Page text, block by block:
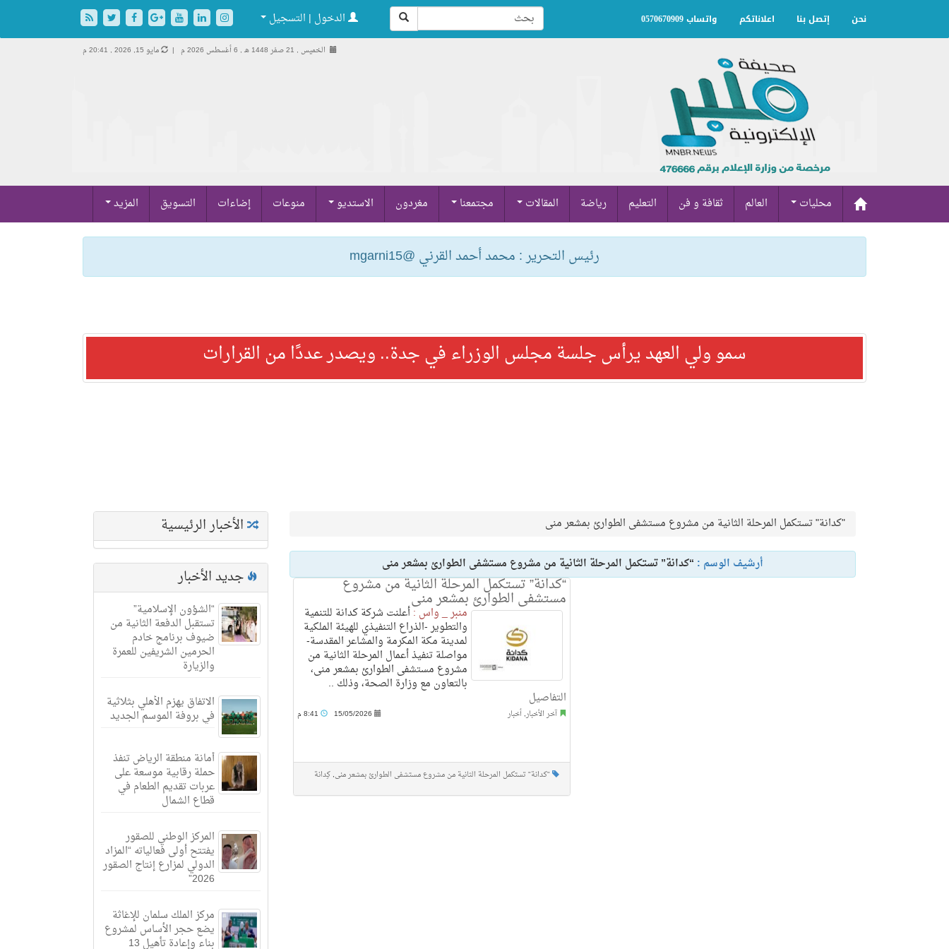
نحن إتصل بنا اعلاناتكم واتساب 0570670909 الدخول | التسجيل
الخميس , 21 صفر 1448 هـ , 6 أغسطس 2026 م | مايو 15, 2026 , 20:41 م
محليات العالم ثقافة و فن التعليم رياضة المقالات مجتمعنا مغردون الاستديو منوعات إضاءات التسويق المزيد
رئيس التحرير : محمد أحمد القرني @mgarni15
سمو ولي العهد يرأس جلسة مجلس الوزراء في جدة.. ويصدر عددًا من القرارات
الأخبار الرئيسية
جديد الأخبار
“الشؤون الإسلامية”
تستقبل الدفعة الثانية من
ضيوف برنامج خادم
الحرمين الشريفين للعمرة
والزيارة
الاتفاق يهزم الأهلي بثلاثية
في بروفة الموسم الجديد
أمانة منطقة الرياض تنفذ
حملة رقابية موسعة على
عربات تقديم الطعام في
قطاع الشمال
المركز الوطني للصقور
يفتتح أولى فعالياته “المزاد
الدولي لمزارع إنتاج الصقور
2026”
مركز الملك سلمان للإغاثة
يضع حجر الأساس لمشروع
بناء وإعادة تأهيل 13
"كدانة" تستكمل المرحلة الثانية من مشروع مستشفى الطوارئ بمشعر منى
أرشيف الوسم : “كدانة” تستكمل المرحلة الثانية من مشروع مستشفى الطوارئ بمشعر منى
“كدانة” تستكمل المرحلة الثانية من مشروع
مستشفى الطوارئ بمشعر منى
منبر _ واس :أعلنت شركة كدانة للتنمية
والتطوير -الذراع التنفيذي للهيئة الملكية
لمدينة مكة المكرمة والمشاعر المقدسة-
مواصلة تنفيذ أعمال المرحلة الثانية من
مشروع مستشفى الطوارئ بمشعر منى،
بالتعاون مع وزارة الصحة، وذلك ..
التفاصيل
آخر الأخبار,أخبار 15/05/2026
"كدانة" تستكمل المرحلة الثانية من مشروع مستشفى الطوارئ بمشعر منى,كِدانة